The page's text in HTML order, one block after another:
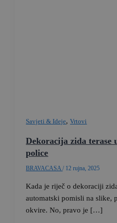
Savjeti & Ideje,Vrtovi
Dekoracija zida terase
police
BRAVACASA/ 12 rujna, 2025
Kada je riječ o dekoraciji
automatski pomisli na slike,
okvire. No, pravo je […]